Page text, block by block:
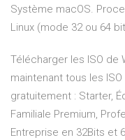
Système macOS.
Linux (mode 32 ou 64
Télécharger les ISO de
maintenant tous les
gratuitement : Starter,
Familiale Premium,
Entreprise en 32Bits et